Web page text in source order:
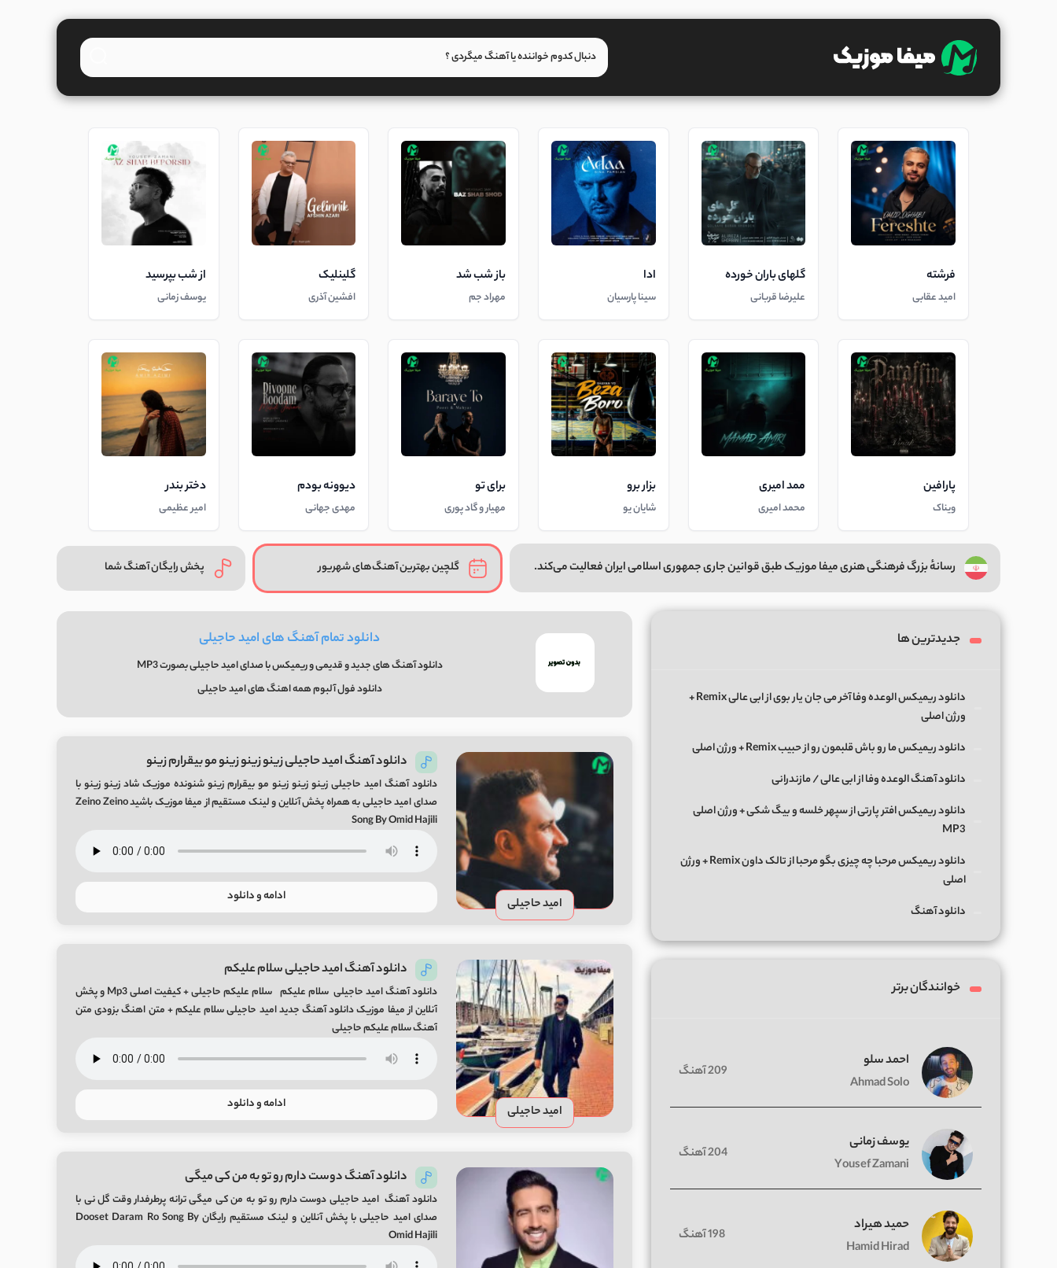
فرشته
امید عقابی
گلهای باران خورده
علیرضا قربانی
ادا
سینا پارسیان
باز شب شد
مهراد جم
گلینلیک
افشین آذری
از شب بپرسید
یوسف زمانی
پارافین
ویناک
ممد امیری
محمد امیری
بزار برو
شایان یو
برای تو
مهیار و گاد پوری
دیوونه بودم
مهدی جهانی
دختر بندر
امیر عظیمی
رسانهٔ بزرگ فرهنگی هنری میفا موزیک طبق قوانین جاری جمهوری اسلامی ایران فعالیت می‌کند. گلچین بهترین آهنگ‌های شهریور پخش رایگان آهنگ شما
دانلود تمام آهنگ های امید حاجیلی
دانلود آهنگ های جدید و قدیمی و ریمیکس با صدای امید حاجیلی بصورت MP3
دانلود فول آلبوم همه اهنگ های امید حاجیلی
امید حاجیلی
دانلود آهنگ امید حاجیلی زینو زینو زینو مو بیقرارم زینو
دانلود آهنگ امید حاجیلی زینو زینو زینو مو بیقرارم زینو شنونده موزیک شاد زینو زینو با
صدای امید حاجیلی به همراه پخش آنلاین و لینک مستقیم از میفا موزیک باشید Zeino Zeino
Song By Omid Hajili
ادامه و دانلود
امید حاجیلی
دانلود آهنگ امید حاجیلی سلام علیکم
دانلود آهنگ امید حاجیلی سلام علیکم سلام علیکم حاجیلی + کیفیت اصلی Mp3 و پخش
آنلاین از میفا موزیک دانلود آهنگ جدید امید حاجیلی سلام علیکم + متن اهنگ بزودی متن
آهنگ سلام علیکم حاجیلی
ادامه و دانلود
دانلود آهنگ دوست دارم رو تو به من کی میگی
دانلود آهنگ امید حاجیلی دوست دارم رو تو به من کی میگی ترانه پرطرفدار وقت گل نی با
صدای امید حاجیلی با پخش آنلاین و لینک مستقیم رایگان Dooset Daram Ro Song By
Omid Hajili
جدیدترین ها
دانلود ریمیکس الوعده وفا آخر می جان یار بوی از ابی عالی Remix +
ورژن اصلی
دانلود ریمیکس ما رو باش قلبمون رو از حبیب Remix + ورژن اصلی
دانلود آهنگ الوعده وفا از ابی عالی / مازندرانی
دانلود ریمیکس افتر پارتی از سپهر خلسه و بیگ شکی + ورژن اصلی
MP3
دانلود ریمیکس ﻣﺮﺣﺒﺎ ﭼﻪ ﭼﻴﺰی ﺑﮕﻮ ﻣﺮﺣﺒﺎ از تالک داون Remix + ورژن
اصلی
دانلود آهنگ
خوانندگان برتر
احمد سلو
Ahmad Solo
209 آهنگ
یوسف زمانی
Yousef Zamani
204 آهنگ
حمید هیراد
Hamid Hirad
198 آهنگ